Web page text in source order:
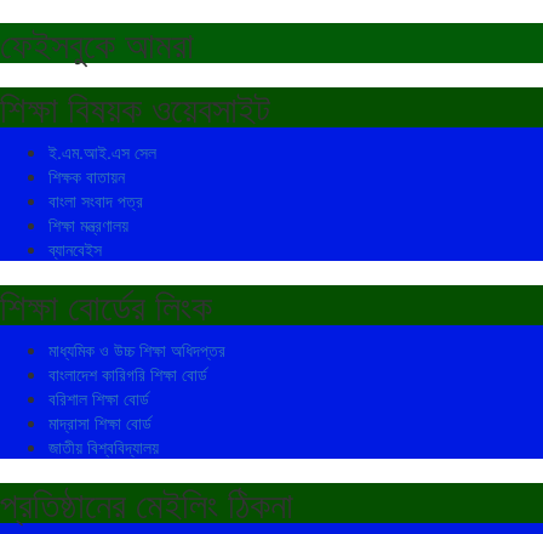
ফেইসবুকে আমরা
শিক্ষা বিষয়ক ওয়েবসাইট
ই.এম.আই.এস সেল
শিক্ষক বাতায়ন
বাংলা সংবাদ পত্র
শিক্ষা মন্ত্রণালয়
ব্যানবেইস
শিক্ষা বোর্ডের লিংক
মাধ্যমিক ও উচ্চ শিক্ষা অধিদপ্তর
বাংলাদেশ কারিগরি শিক্ষা বোর্ড
বরিশাল শিক্ষা বোর্ড
মাদ্রাসা শিক্ষা বোর্ড
জাতীয় বিশ্ববিদ্যালয়
প্রতিষ্ঠানের মেইলিং ঠিকনা